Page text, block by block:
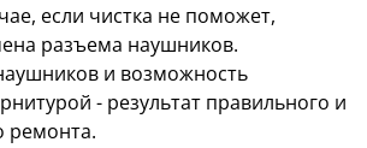
если чистка не поможет,
разъема наушников.
и возможность
- результат правильного и
ремонта.